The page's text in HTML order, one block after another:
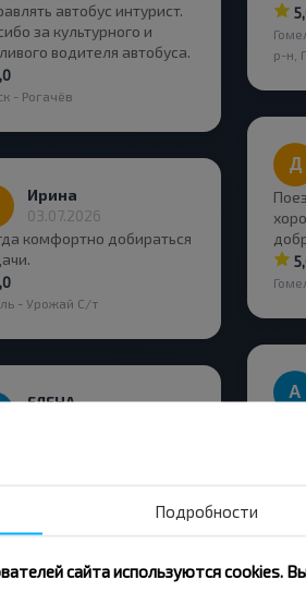
автобус интурист.
за культурного и
водителя автобуса.
- Рогачёв
р-н,
Ирина
03.07.2026
комфортно добираться
- Урожай С/т
ЕЛЕНА
как приехала)
Подробности
сайта используются cookies.